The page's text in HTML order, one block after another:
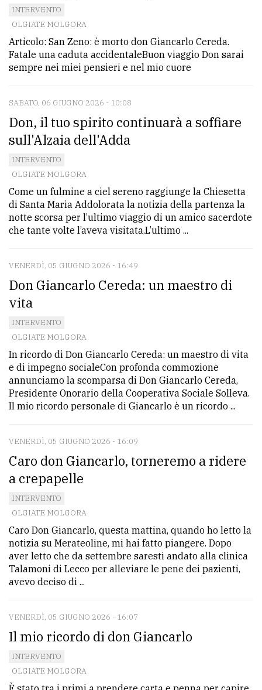
INTERVENTO
OLGIATE MOLGORA
Articolo: San Zeno: è morto don Giancarlo Cereda.
Fatale una caduta accidentaleBuon viaggio Don sarai
sempre nei miei pensieri e nel mio cuore
SABATO, 06 GIUGNO 2026 - 10:08
Don, il tuo spirito continuarà a soffiare
sull'Alzaia dell'Adda
INTERVENTO
OLGIATE MOLGORA
Come un fulmine a ciel sereno raggiunge la Chiesetta
di Santa Maria Addolorata la notizia della partenza la
notte scorsa per l’ultimo viaggio di un amico sacerdote
che tante volte l’aveva visitata.L’ultimo ...
VENERDÌ, 05 GIUGNO 2026 - 16:49
Don Giancarlo Cereda: un maestro di
vita
INTERVENTO
OLGIATE MOLGORA
​In ricordo di Don Giancarlo Cereda: un maestro di vita
e di impegno sociale​Con profonda commozione
annunciamo la scomparsa di Don Giancarlo Cereda,
Presidente Onorario della Cooperativa Sociale Solleva.​
Il mio ricordo personale di Giancarlo è un ricordo ...
VENERDÌ, 05 GIUGNO 2026 - 16:09
Caro don Giancarlo, torneremo a ridere
a crepapelle
INTERVENTO
OLGIATE MOLGORA
Caro Don Giancarlo, questa mattina, quando ho letto la
notizia su Merateoline, mi hai fatto piangere. Dopo
aver letto che da settembre saresti andato alla clinica
Talamoni di Lecco per alleviare le pene dei pazienti,
avevo deciso di ...
VENERDÌ, 05 GIUGNO 2026 - 16:07
Il mio ricordo di don Giancarlo
INTERVENTO
OLGIATE MOLGORA